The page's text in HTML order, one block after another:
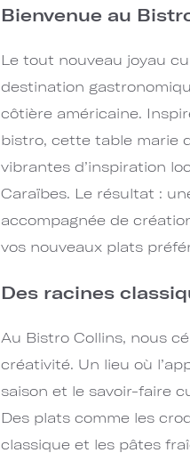
Bienvenue au
Le tout nouveau joyau
destination
côtière américaine.
bistro, cette table marie
vibrantes d’inspiration
Caraïbes. Le résultat :
accompagnée de
vos nouveaux plats
Des racines
Au Bistro Collins, nous
créativité. Un lieu où
saison et le savoir-faire
Des plats comme les
classique et les pâtes